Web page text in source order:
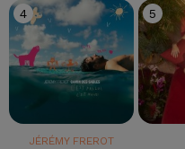
4
JÉRÉMY FREROT
5